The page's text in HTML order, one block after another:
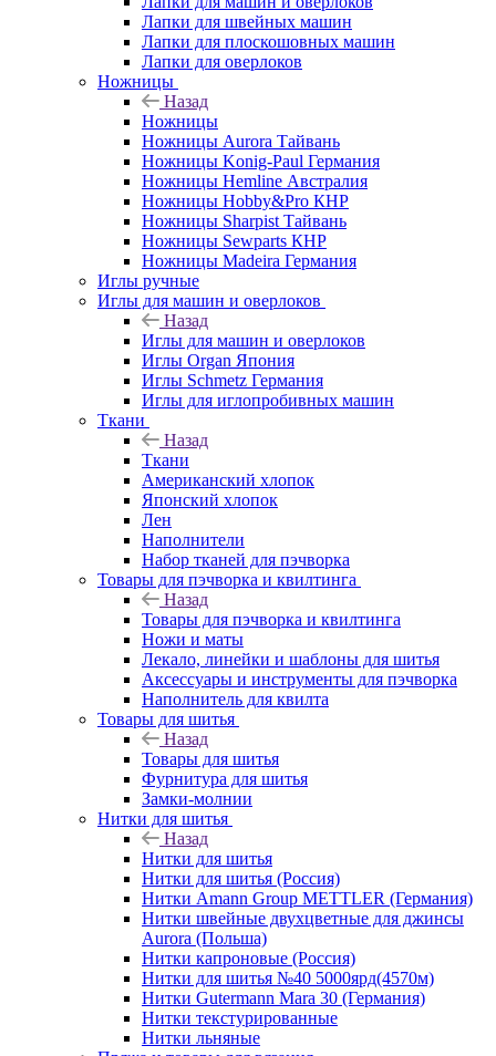
Лапки для швейных машин
Лапки для плоскошовных машин
Лапки для оверлоков
Ножницы
Назад
Ножницы
Ножницы Aurora Тайвань
Ножницы Konig-Paul Германия
Ножницы Hemline Австралия
Ножницы Hobby&Pro КНР
Ножницы Sharpist Тайвань
Ножницы Sewparts КНР
Ножницы Madeira Германия
Иглы ручные
Иглы для машин и оверлоков
Назад
Иглы для машин и оверлоков
Иглы Organ Япония
Иглы Schmetz Германия
Иглы для иглопробивных машин
Ткани
Назад
Ткани
Американский хлопок
Японский хлопок
Лен
Наполнители
Набор тканей для пэчворка
Товары для пэчворка и квилтинга
Назад
Товары для пэчворка и квилтинга
Ножи и маты
Лекало, линейки и шаблоны для шитья
Аксессуары и инструменты для пэчворка
Наполнитель для квилта
Товары для шитья
Назад
Товары для шитья
Фурнитура для шитья
Замки-молнии
Нитки для шитья
Назад
Нитки для шитья
Нитки для шитья (Россия)
Нитки Amann Group METTLER (Германия)
Нитки швейные двухцветные для джинсы
Aurora (Польша)
Нитки капроновые (Россия)
Нитки для шитья №40 5000ярд(4570м)
Нитки Gutermann Mara 30 (Германия)
Нитки текстурированные
Нитки льняные